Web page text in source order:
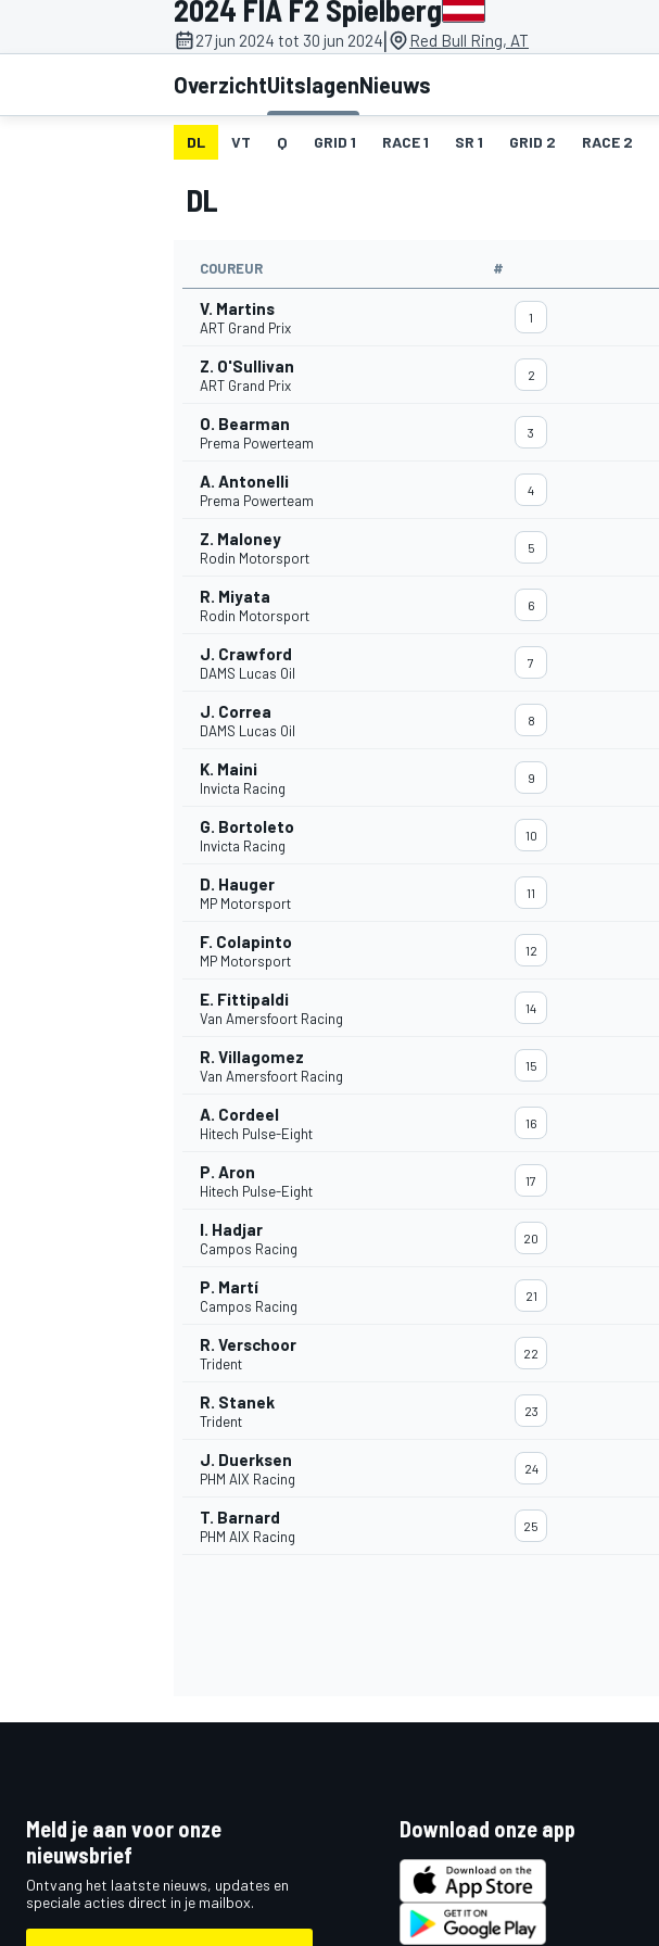
WEC
2024 FIA F2 Spielberg
27 jun 2024 tot 30 jun 2024| Red Bull Ring, AT
OverzichtUitslagenNieuws
DL VT Q GRID 1 RACE 1 SR 1 GRID 2 RACE 2
DL
COUREUR #
V. Martins
ART Grand Prix
1
Z. O'Sullivan
ART Grand Prix
2
O. Bearman
Prema Powerteam
3
A. Antonelli
Prema Powerteam
4
Z. Maloney
Rodin Motorsport
5
R. Miyata
Rodin Motorsport
6
J. Crawford
DAMS Lucas Oil
7
J. Correa
DAMS Lucas Oil
8
K. Maini
Invicta Racing
9
G. Bortoleto
Invicta Racing
10
D. Hauger
MP Motorsport
11
F. Colapinto
MP Motorsport
12
E. Fittipaldi
Van Amersfoort Racing
14
R. Villagomez
Van Amersfoort Racing
15
A. Cordeel
Hitech Pulse-Eight
16
P. Aron
Hitech Pulse-Eight
17
I. Hadjar
Campos Racing
20
P. Martí
Campos Racing
21
R. Verschoor
Trident
22
R. Stanek
Trident
23
J. Duerksen
PHM AIX Racing
24
T. Barnard
PHM AIX Racing
25
Meld je aan voor onze
nieuwsbrief
Ontvang het laatste nieuws, updates en
speciale acties direct in je mailbox.
Download onze app